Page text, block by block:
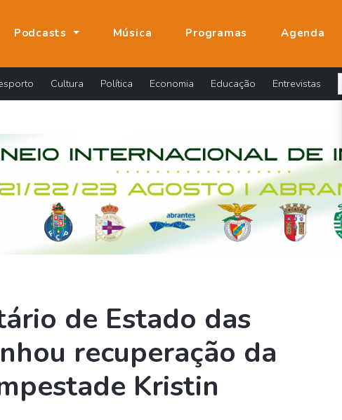
Podcasts Música Programas Agenda
Cultura Política Economia Educação Entrevistas
de Estado das
recuperação da
Kristin